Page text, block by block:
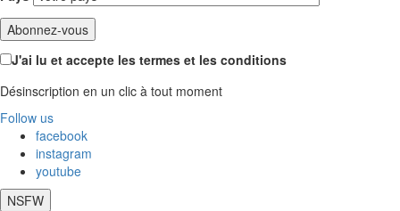
J'ai lu et accepte les termes et les conditions
Désinscription en un clic à tout moment
Follow us
facebook
instagram
youtube
NSFW